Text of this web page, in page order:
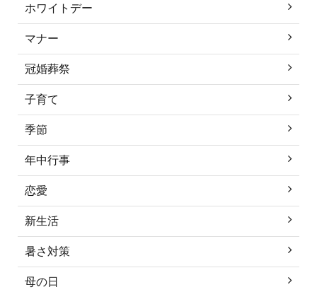
ホワイトデー
マナー
冠婚葬祭
子育て
季節
年中行事
恋愛
新生活
暑さ対策
母の日